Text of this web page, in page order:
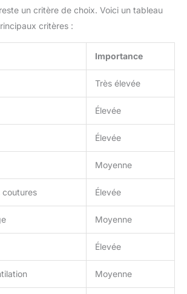
un critère de choix. Voici un tableau
critères :
Importance
Très élevée
Élevée
Élevée
Moyenne
coutures Élevée
Moyenne
Élevée
Moyenne